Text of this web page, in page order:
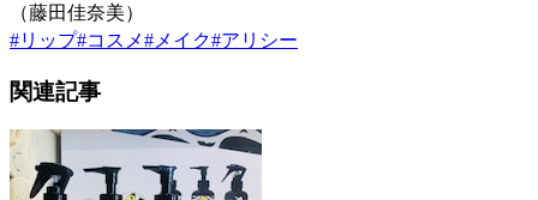
（藤田佳奈美）
#リップ#コスメ# メイク#アリシー
関連記事